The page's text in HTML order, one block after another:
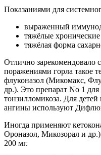
Показаниями для
выраженный
тяжёлые
тяжёлая форма
Отлично зарекомендовало
поражениями горла такое
флуконазол (Микомакс,
др.). Это препарат No 1
тонзилломикоза. Для
ангины используют
Иногда применяют
Ороназол, Микозорал и
200 мг.